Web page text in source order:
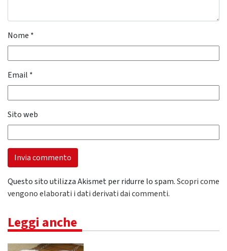
Nome *
Email *
Sito web
Questo sito utilizza Akismet per ridurre lo spam.Scopri come
vengono elaborati i dati derivati dai commenti.
Leggi anche